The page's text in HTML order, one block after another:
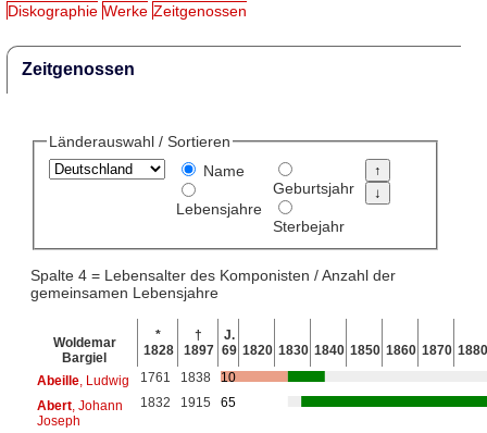
Diskographie Werke Zeitgenossen
Zeitgenossen
Länderauswahl / Sortieren
Name
Lebensjahre
Geburtsjahr
Sterbejahr
Spalte 4 = Lebensalter des Komponisten / Anzahl der
gemeinsamen Lebensjahre
Woldemar
Bargiel
*
1828
†
1897
J.
69 1820 1830 1840 1850 1860 1870 1880
Abeille, Ludwig 1761 1838
10
Abert, Johann
Joseph
1832 1915 65